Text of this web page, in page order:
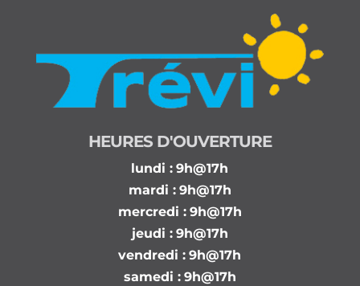
HEURES D'OUVERTURE
lundi : 9h@17h
mardi : 9h@17h
mercredi : 9h@17h
jeudi : 9h@17h
vendredi : 9h@17h
samedi : 9h@17h